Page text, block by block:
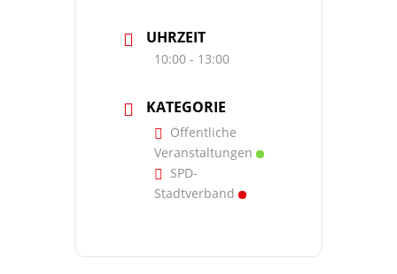
UHRZEIT
10:00 - 13:00
KATEGORIE
Öffentliche
Veranstaltungen
SPD-
Stadtverband